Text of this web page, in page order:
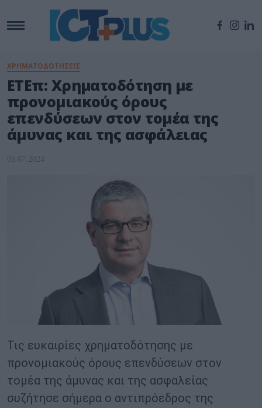
ΧΡΗΜΑΤΟΔΟΤΗΣΕΙΣ
ΕΤΕπ: Χρηματοδότηση με
προνομιακούς όρους
επενδύσεων στον τομέα της
άμυνας και της ασφάλειας
05.07.2024
Τις ευκαιρίες χρηματοδότησης με
προνομιακούς όρους επενδύσεων στον
τομέα της άμυνας και της ασφαλείας
συζήτησε σήμερα ο αντιπρόεδρος της